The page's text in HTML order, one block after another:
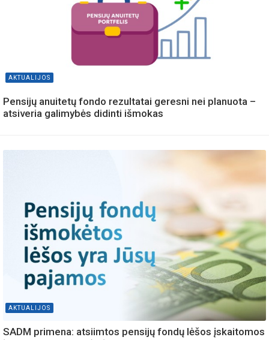
AKTUALIJOS
Pensijų anuitetų fondo rezultatai geresni nei planuota –
atsiveria galimybės didinti išmokas
AKTUALIJOS
SADM primena: atsiimtos pensijų fondų lėšos įskaitomos